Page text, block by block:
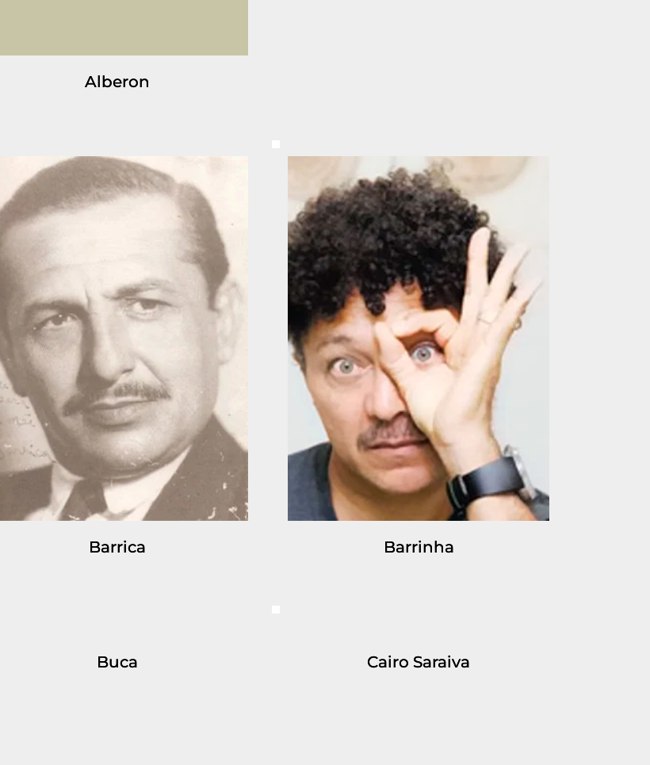
Alberon
Barrica Barrinha
Buca Cairo Saraiva